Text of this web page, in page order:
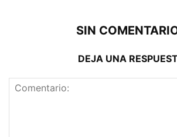
SIN
DEJA UNA